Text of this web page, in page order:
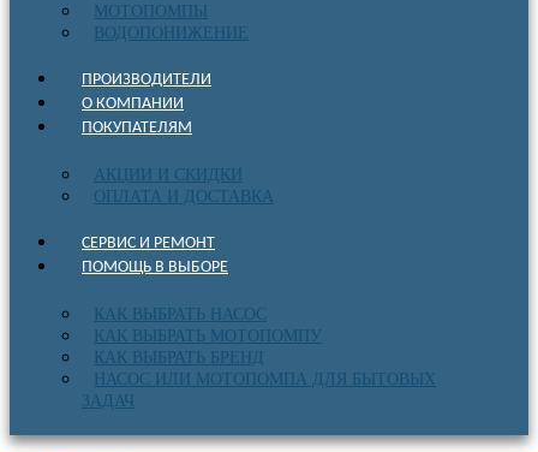
МОТОПОМПЫ
ВОДОПОНИЖЕНИЕ
ПРОИЗВОДИТЕЛИ
О КОМПАНИИ
ПОКУПАТЕЛЯМ
АКЦИИ И СКИДКИ
ОПЛАТА И ДОСТАВКА
СЕРВИС И РЕМОНТ
ПОМОЩЬ В ВЫБОРЕ
КАК ВЫБРАТЬ НАСОС
КАК ВЫБРАТЬ МОТОПОМПУ
КАК ВЫБРАТЬ БРЕНД
НАСОС ИЛИ МОТОПОМПА ДЛЯ БЫТОВЫХ
ЗАДАЧ